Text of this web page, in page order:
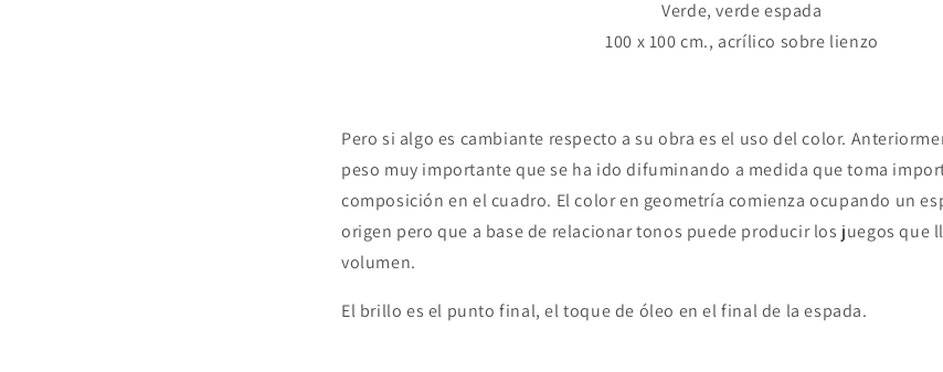
Verde, verde espada
100 x 100 cm., acrílico sobre lienzo
Pero si algo es cambiante respecto a su obra es el uso del color.
peso muy importante que se ha ido difuminando a medida que toma
composición en el cuadro. El color en geometría comienza ocupando un
origen pero que a base de relacionar tonos puede producir los juegos que
volumen.
El brillo es el punto final, el toque de óleo en el final de la espada.